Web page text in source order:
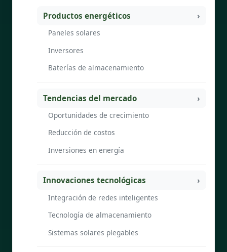
Productos energéticos
Paneles solares
Inversores
Baterías de almacenamiento
Tendencias del mercado
Oportunidades de crecimiento
Reducción de costos
Inversiones en energía
Innovaciones tecnológicas
Integración de redes inteligentes
Tecnología de almacenamiento
Sistemas solares plegables